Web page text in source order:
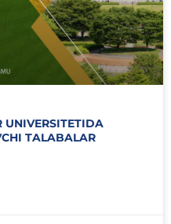
UNIVERSITETIDA
TALABALAR